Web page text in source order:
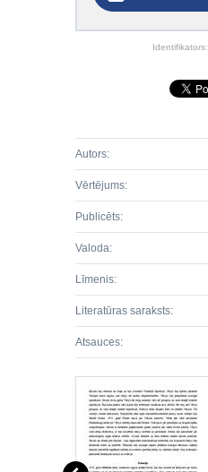
Identifikators:
Autors:
Vērtējums:
Publicēts:
Valoda:
Līmenis:
Literatūras saraksts:
Atsauces: